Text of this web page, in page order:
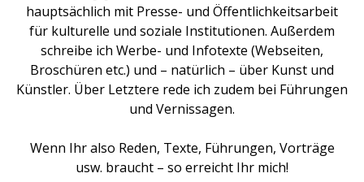
hauptsächlich mit Presse- und Öffentlichkeitsarbeit
für kulturelle und soziale Institutionen. Außerdem
schreibe ich Werbe- und Infotexte (Webseiten,
Broschüren etc.) und – natürlich – über Kunst und
Künstler. Über Letztere rede ich zudem bei Führungen
und Vernissagen.
Wenn Ihr also Reden, Texte, Führungen, Vorträge
usw. braucht – so erreicht Ihr mich!